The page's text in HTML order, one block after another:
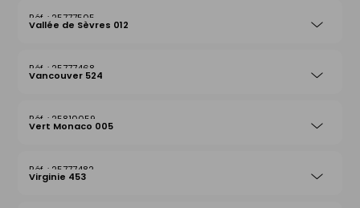
25777505
Vallée de Sèvres 012
25777468
Vancouver 524
25810059
Vert Monaco 005
25777482
Virginie 453